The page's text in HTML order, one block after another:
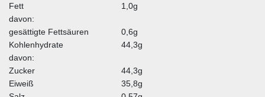
Fett
1,0g
davon:
gesättigte Fettsäuren
0,6g
Kohlenhydrate
44,3g
davon:
Zucker
44,3g
Eiweiß
35,8g